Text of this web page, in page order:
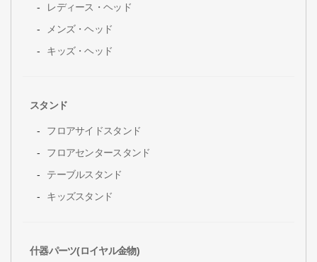
レディース・ヘッド
メンズ・ヘッド
キッズ・ヘッド
スタンド
フロアサイドスタンド
フロアセンタースタンド
テーブルスタンド
キッズスタンド
什器パーツ(ロイヤル金物)